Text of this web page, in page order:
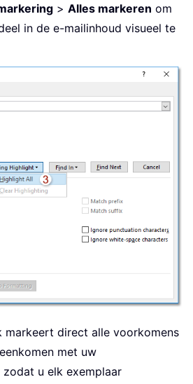
> Alles markeren om
in de e-mailinhoud visueel te
markeert direct alle voorkomens
met uw
u elk exemplaar